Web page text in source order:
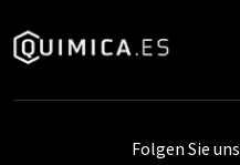
Folgen Sie